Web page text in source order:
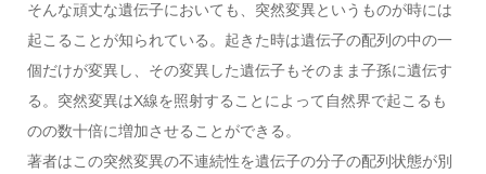
そんな頑丈な遺伝子においても、突然変異というものが時には
起こることが知られている。起きた時は遺伝子の配列の中の一
個だけが変異し、その変異した遺伝子もそのまま子孫に遺伝す
る。突然変異はX線を照射することによって自然界で起こるも
のの数十倍に増加させることができる。
著者はこの突然変異の不連続性を遺伝子の分子の配列状態が別